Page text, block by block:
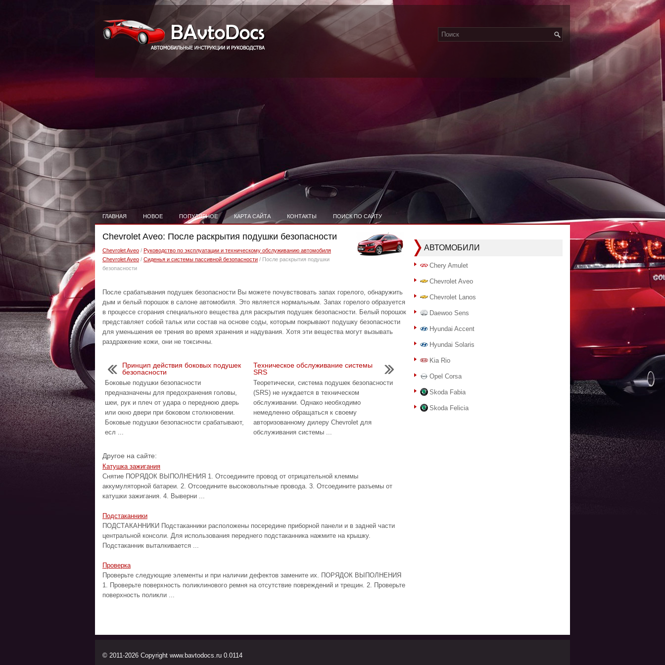
ГЛАВНАЯ НОВОЕ ПОПУЛЯРНОЕ КАРТА САЙТА КОНТАКТЫ ПОИСК ПО САЙТУ
Chevrolet Aveo: После раскрытия подушки безопасности
Chevrolet Aveo / Руководство по эксплуатации и техническому обслуживанию автомобиля
Chevrolet Aveo / Сиденья и системы пассивной безопасности / После раскрытия подушки
безопасности
После срабатывания подушек безопасности Вы можете почувствовать запах горелого, обнаружить
дым и белый порошок в салоне автомобиля. Это является нормальным. Запах горелого образуется
в процессе сгорания специального вещества для раскрытия подушек безопасности. Белый порошок
представляет собой тальк или состав на основе соды, которым покрывают подушку безопасности
для уменьшения ее трения во время хранения и надувания. Хотя эти вещества могут вызывать
раздражение кожи, они не токсичны.
Принцип действия боковых подушек
безопасности
Боковые подушки безопасности
предназначены для предохранения головы,
шеи, рук и плеч от удара о переднюю дверь
или окно двери при боковом столкновении.
Боковые подушки безопасности срабатывают,
есл ...
Техническое обслуживание системы
SRS
Теоретически, система подушек безопасности
(SRS) не нуждается в техническом
обслуживании. Однако необходимо
немедленно обращаться к своему
авторизованному дилеру Chevrolet для
обслуживания системы ...
Другое на сайте:
Катушка зажигания
Снятие ПОРЯДОК ВЫПОЛНЕНИЯ 1. Отсоедините провод от отрицательной клеммы
аккумуляторной батареи. 2. Отсоедините высоковольтные провода. 3. Отсоедините разъемы от
катушки зажигания. 4. Выверни ...
Подстаканники
ПОДСТАКАННИКИ Подстаканники расположены посередине приборной панели и в задней части
центральной консоли. Для использования переднего подстаканника нажмите на крышку.
Подстаканник выталкивается ...
Проверка
Проверьте следующие элементы и при наличии дефектов замените их. ПОРЯДОК ВЫПОЛНЕНИЯ
1. Проверьте поверхность поликлинового ремня на отсутствие повреждений и трещин. 2. Проверьте
поверхность поликли ...
АВТОМОБИЛИ
Chery Amulet
Chevrolet Aveo
Chevrolet Lanos
Daewoo Sens
Hyundai Accent
Hyundai Solaris
Kia Rio
Opel Corsa
Skoda Fabia
Skoda Felicia
© 2011-2026 Copyright www.bavtodocs.ru 0.0114